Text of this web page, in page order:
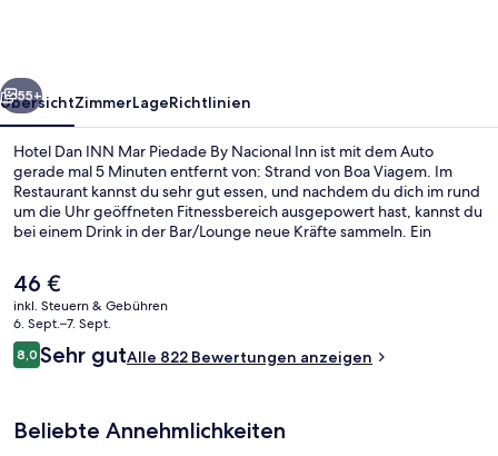
Nacional
Inn
Weiter
55+
ÜbersichtZimmerLageRichtlinien
Hotel Dan INN Mar Piedade By Nacional Inn ist mit dem Auto
gerade mal 5 Minuten entfernt von: Strand von Boa Viagem. Im
Restaurant kannst du sehr gut essen, und nachdem du dich im rund
um die Uhr geöffneten Fitnessbereich ausgepowert hast, kannst du
bei einem Drink in der Bar/Lounge neue Kräfte sammeln. Ein
weiteren Highlights.
Der
aktuelle
Preis
beträgt
46 €.
46 €
inkl. Steuern & Gebühren
6. Sept.–7. Sept.
Bewertungen
8,08,0 von 10.
Sehr gutAlle 822 Bewertungen anzeigen
Beliebte Annehmlichkeiten